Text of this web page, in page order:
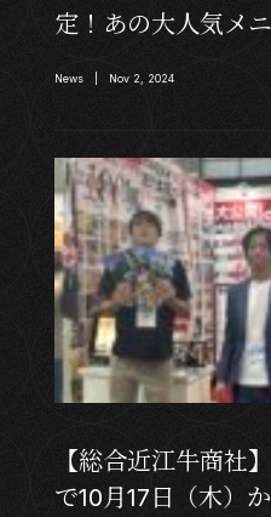
定！あの大人気メ
News | Nov 2, 2024
【総合近江牛商社
で10月17日（木）